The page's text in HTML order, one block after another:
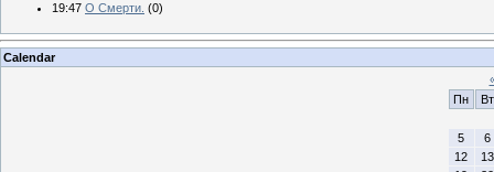
19:47 О Смерти. (0)
Calendar
Пн
Вт
5
6
12
13